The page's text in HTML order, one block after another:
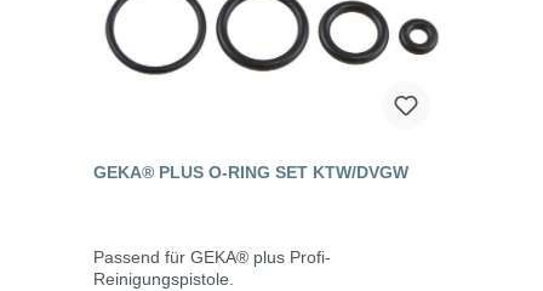
GEKA® PLUS O-RING SET KTW/DVGW
Passend für GEKA® plus Profi-
Reinigungspistole.